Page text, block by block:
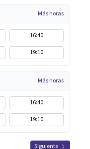
Más horas
16:40
19:10
Más horas
16:40
19:10
Siguiente